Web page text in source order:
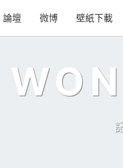
論壇 微博 壁紙下載